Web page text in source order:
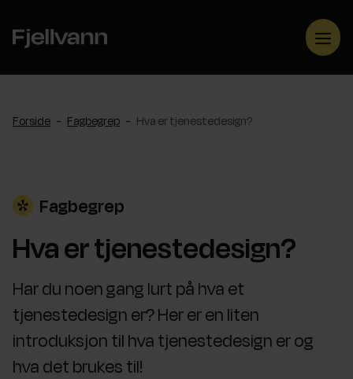
innhold
Forside - Fagbegrep - Hva er tjenestedesign?
Fagbegrep
Hva er tjenestedesign?
Har du noen gang lurt på hva et
tjenestedesign er? Her er en liten
introduksjon til hva tjenestedesign er og
hva det brukes til!